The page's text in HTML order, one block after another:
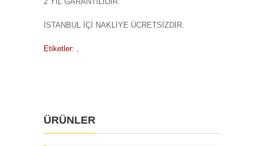
İSTANBUL İÇİ NAKLİYE ÜCRETSİZDİR.
Etiketler: ,
ÜRÜNLER